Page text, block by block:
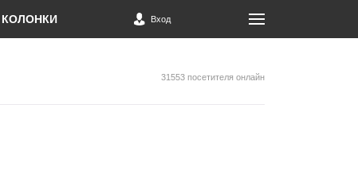
КОЛОНКИ Вход
31553 посетителя онлайн